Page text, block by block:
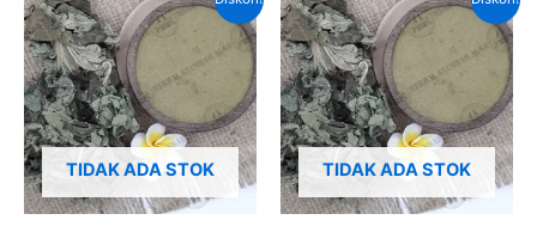
TIDAK ADA STOK
aslinya
adalah:
Rp100,000.00.
saat
ini
adalah:
Rp65,000.00.
TIDAK ADA STOK
aslinya
adalah:
Rp80,000.00.
saat
ini